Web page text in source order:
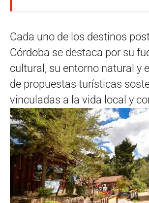
Cada uno de los destinos
Córdoba se destaca por su
cultural, su entorno natural y
de propuestas turísticas
vinculadas a la vida local y